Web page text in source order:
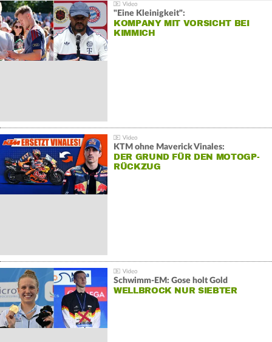
"Eine Kleinigkeit":
KOMPANY MIT VORSICHT BEI
KIMMICH
KTM ohne Maverick Vinales:
DER GRUND FÜR DEN MOTOGP-
RÜCKZUG
Schwimm-EM: Gose holt Gold
WELLBROCK NUR SIEBTER